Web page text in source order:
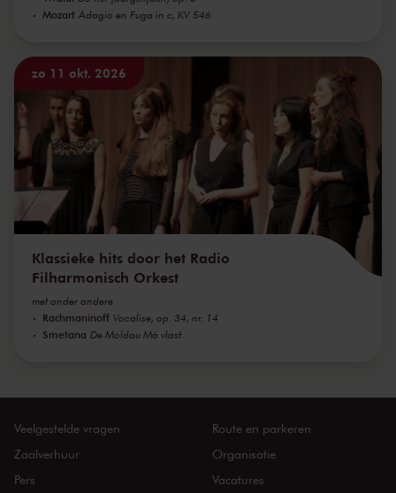
Mozart Adagio en Fuga in c, KV 546
zo 11 okt. 2026
Klassieke hits door het Radio
Filharmonisch Orkest
met onder andere
Rachmaninoff Vocalise, op. 34, nr. 14
Smetana De Moldau Má vlast
Veelgestelde vragen
Zaalverhuur
Pers
Route en parkeren
Organisatie
Vacatures